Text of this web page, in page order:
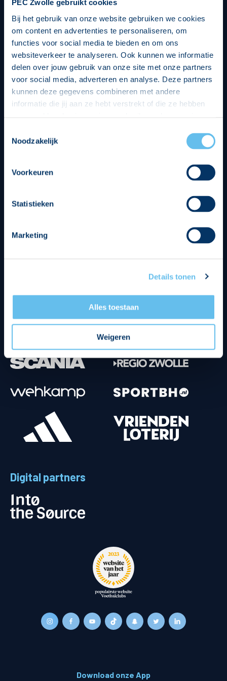
PEC Zwolle gebruikt cookies
Bij het gebruik van onze website gebruiken we cookies
om content en advertenties te personaliseren, om
functies voor social media te bieden en om ons
websiteverkeer te analyseren. Ook kunnen we informatie
delen over jouw gebruik van onze site met onze partners
voor social media, adverteren en analyse. Deze partners
kunnen deze gegevens combineren met andere
informatie die jij aan ze hebt verstrekt of die ze hebben
op een veilige en integere wijze. Je kunt je toestemming
beheren op de privacy- en cookieverklaring pagina.
Noodzakelijk
Voorkeuren
Statistieken
Marketing
Details tonen
Alles toestaan
Weigeren
Digital partners
Download onze App